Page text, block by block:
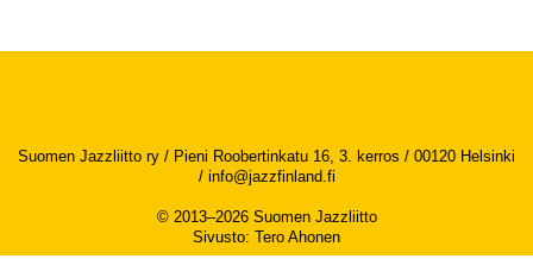
Suomen Jazzliitto ry / Pieni Roobertinkatu 16, 3. kerros / 00120 Helsinki
/ info@jazzfinland.fi
© 2013–2026 Suomen Jazzliitto
Sivusto: Tero Ahonen